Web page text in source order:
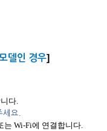
델인 경우]
다.
세요.
는 Wi-Fi에 연결합니다.